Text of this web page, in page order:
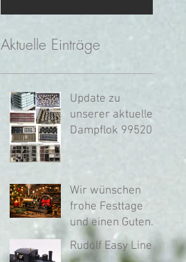
Aktuelle Einträge
Update zu
unserer aktuellen
Dampflok 995201
Wir wünschen
frohe Festtage
und einen Guten
Rutsch ins neue
Jahr
Rudolf Easy Line